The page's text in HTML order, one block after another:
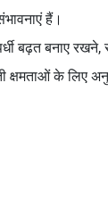
हैं।
बढ़त बनाए
क्षमताओं के लिए